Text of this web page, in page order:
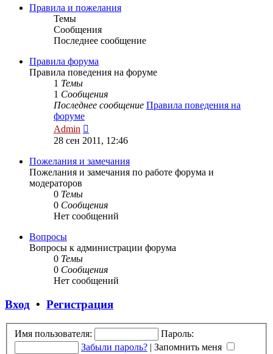
сообщению
Правила и пожелания
Темы
Сообщения
Последнее сообщение
Правила форума
Правила поведения на форуме
1 Темы
1 Сообщения
Последнее сообщение Правила поведения на
форуме
Admin
к
сообщению
28 сен 2011, 12:46
Пожелания и замечания
Пожелания и замечания по работе форума и
модераторов
0 Темы
0 Сообщения
Нет сообщений
Вопросы
Вопросы к администрации форума
0 Темы
0 Сообщения
Нет сообщений
Вход • Регистрация
Имя пользователя:
Пароль:
Забыли пароль? | Запомнить меня